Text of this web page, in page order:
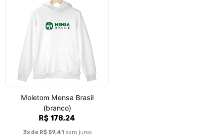
Moletom Mensa Brasil
(branco)
R$ 178,24
3x de R$ 59,41 sem juros